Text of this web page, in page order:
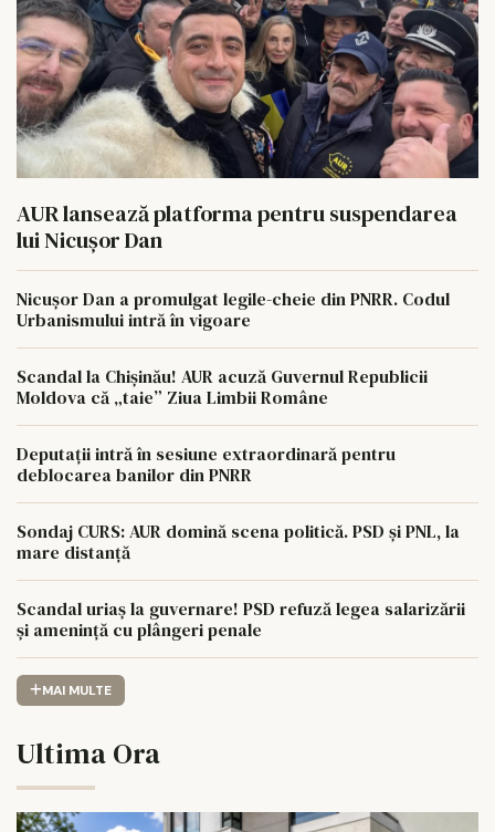
AUR lansează platforma pentru suspendarea
lui Nicușor Dan
Nicușor Dan a promulgat legile-cheie din PNRR. Codul
Urbanismului intră în vigoare
Scandal la Chișinău! AUR acuză Guvernul Republicii
Moldova că „taie” Ziua Limbii Române
Deputații intră în sesiune extraordinară pentru
deblocarea banilor din PNRR
Sondaj CURS: AUR domină scena politică. PSD și PNL, la
mare distanță
Scandal uriaș la guvernare! PSD refuză legea salarizării
și amenință cu plângeri penale
MAI MULTE
Ultima Ora